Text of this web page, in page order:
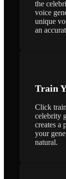
the
voice
unique
an
Train
Click
celebrity
creates a
your
natural.